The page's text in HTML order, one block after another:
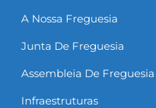
A Nossa Freguesia
Junta De Freguesia
Assembleia De Freguesia
Infraestruturas